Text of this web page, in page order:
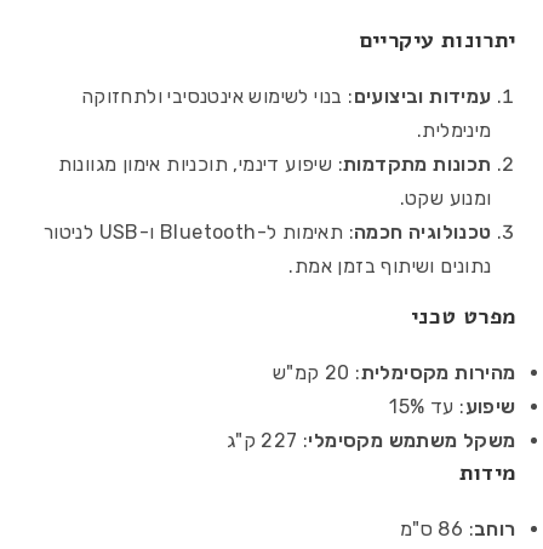
יתרונות עיקריים
עמידות וביצועים: בנוי לשימוש אינטנסיבי ולתחזוקה
מינימלית.
תכונות מתקדמות: שיפוע דינמי, תוכניות אימון מגוונות
ומנוע שקט.
טכנולוגיה חכמה
: תאימות ל-Bluetooth ו-USB לניטור
נתונים ושיתוף בזמן אמת.
מפרט טכני
מהירות מקסימלית: 20 קמ"ש
שיפוע: עד 15%
משקל משתמש מקסימלי: 227 ק"ג
מידות
רוחב: 86 ס"מ